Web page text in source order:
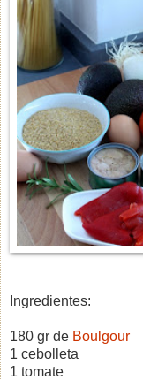
Ingredientes:
180 gr de Boulgour
1 cebolleta
1 tomate